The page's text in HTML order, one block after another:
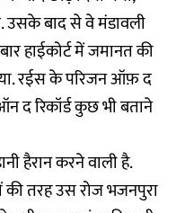
उसके बाद से वे मंडावली
हाईकोर्ट में जमानत की
रईस के परिजन ऑफ़ द
द रिकॉर्ड कुछ भी बताने
हैरान करने वाली है.
की तरह उस रोज भजनपुरा